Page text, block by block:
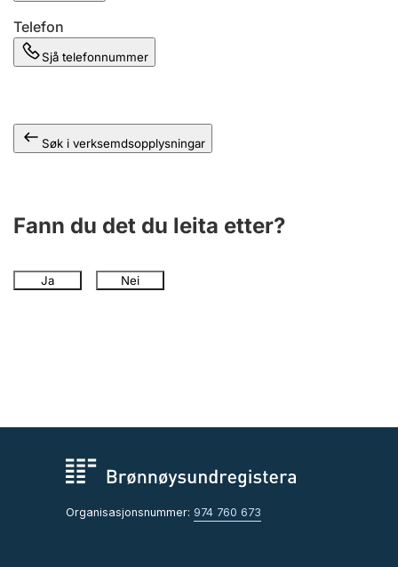
Telefon
Sjå telefonnummer
Søk i verksemdsopplysningar
Fann du det du leita etter?
Ja Nei
Organisasjonsnummer: 974 760 673